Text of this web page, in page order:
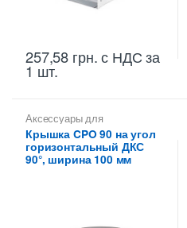
257,58 грн.с НДС за
1 шт.
Аксессуары для
металлических лотков
Крышки на повороты,
ответвители
Крышка CPO 90 на угол
горизонтальный ДКС
90°, ширина 100 мм